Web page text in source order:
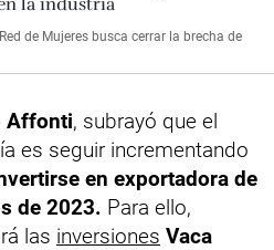
de Mujeres busca cerrar la brecha de
Affonti, subrayó que el
es seguir incrementando
en exportadora de
de 2023. Para ello,
las inversiones Vaca